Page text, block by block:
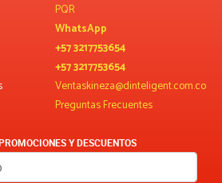
PQR
WhatsApp
+57 3217753654
+57 3217753654
Ventaskineza@dinteligent.com.co
Preguntas Frecuentes
Y DESCUENTOS